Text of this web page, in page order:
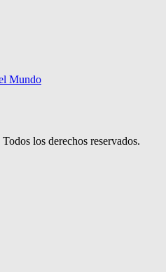
Mundo
los derechos reservados.